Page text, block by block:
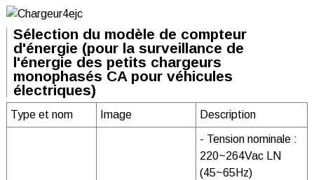
Sélection du modèle de compteur
d'énergie (pour la surveillance de
l'énergie des petits chargeurs
monophasés CA pour véhicules
électriques)
Type et nom Image Description
- Tension nominale :
220~264Vac LN
(45~65Hz)